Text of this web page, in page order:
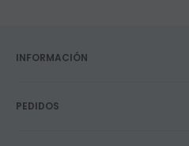
INFORMACIÓN
Privacidad y Política de cookies
PEDIDOS